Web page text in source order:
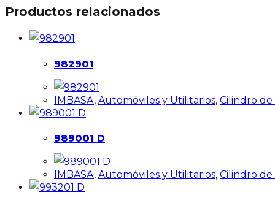
Productos relacionados
982901
IMBASA, Automóviles y Utilitarios, Cilindro
989001 D
IMBASA, Automóviles y Utilitarios, Cilindro